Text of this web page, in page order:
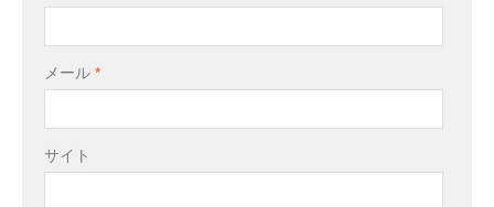
メール *
サイト